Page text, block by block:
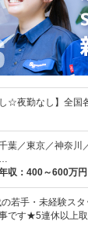
し☆夜勤なし】全
千葉／東京／神奈
…
収： 400～600万円
若手・未経験ス
です★5連休以上